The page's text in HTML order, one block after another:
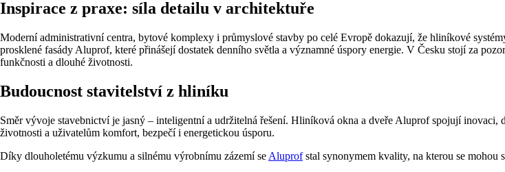
Inspirace z praxe: síla detailu v architektuře
Moderní administrativní centra, bytové komplexy i průmyslové stavby po celé Evropě dokazují, že hliníkové
prosklené fasády Aluprof, které přinášejí dostatek denního světla a významné úspory energie. V Česku stojí za
funkčnosti a dlouhé životnosti.
Budoucnost stavitelství z hliníku
Směr vývoje stavebnictví je jasný – inteligentní a udržitelná řešení. Hliníková okna a dveře Aluprof spojují
životnosti a uživatelům komfort, bezpečí i energetickou úsporu.
Díky dlouholetému výzkumu a silnému výrobnímu zázemí se Aluprofstal synonymem kvality, na kterou se mohou